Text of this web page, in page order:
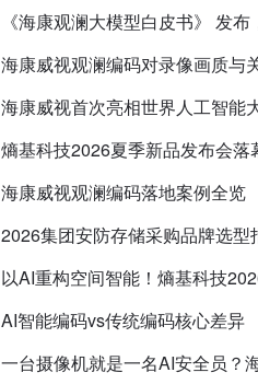
摄像机从“看得懂”到“能对话、能
《海康观澜大模型白皮书》 发布
面呈现观澜大模型技术体系
海康威视观澜编码对录像画质与
帧质量的影响详解
海康威视首次亮相世界人工智能
会，全方位展示观澜大模型技术
熵基科技2026夏季新品发布会落
引领空间智能迈入AI Agent时代
海康威视观澜编码落地案例全览
2026集团安防存储采购品牌选型
以AI重构空间智能！熵基科技
季新品发布会圆满落幕
AI智能编码vs传统编码核心差异
一台摄像机就是一名AI安全员？